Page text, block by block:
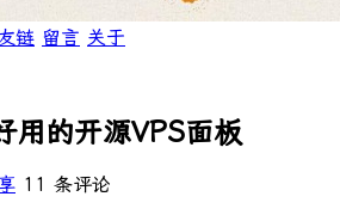
链 留言 关于
用的开源VPS面板
11 条评论